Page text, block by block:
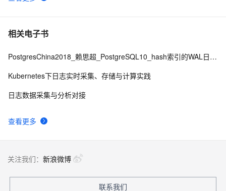
相关电子书
查看更多
PostgresChina2018_赖思超_PostgreSQL10_hash索引的WAL日志修改版final
Kubernetes下日志实时采集、存储与计算实践
日志数据采集与分析对接
关注我们： 新浪微博
联系我们